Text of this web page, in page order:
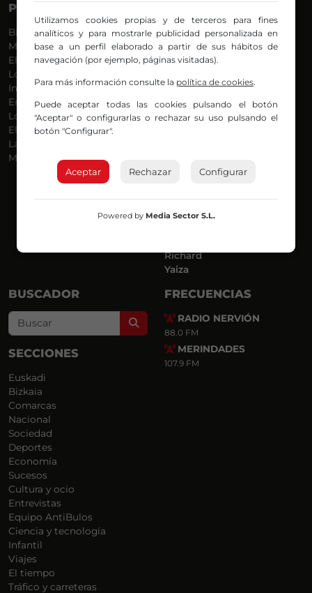
PROGRAMAS
Bilbosport
Más Música
El Madrugador
Lo Más Nuevo
Informativos
En Ruta
Locos por la Música
El Supermadrugador
La Mañana de Radio Nervión
Más Madrugada
Agurtzane
Belén Ollero
Dani
Eva Argote
Endika
Iker
José Ignacio
Luis Carlos
Mar y Cielo
Richard
Yaiza
BUSCADOR
Search
SECCIONES
Euskadi
Bizkaia
Comarcas
Nacional
Sociedad
Deportes
Economía
Sucesos
Cultura y ocio
Entrevistas
Equipo AntiBulos
Ciencia y tecnología
Infantil
Viajes
El tiempo
Tráfico y carreteras
FRECUENCIAS
RADIO NERVIÓN
88.0 FM
MERINDADES
107.9 FM
Utilizamos cookies propias y de terceros para fines
analíticos y para mostrarle publicidad personalizada en
base a un perfil elaborado a partir de sus hábitos de
navegación (por ejemplo, páginas visitadas).
Para más información consulte la política de cookies.
Puede aceptar todas las cookies pulsando el botón
"Aceptar" o configurarlas o rechazar su uso pulsando el
botón "Configurar".
Aceptar Rechazar Configurar
Powered by Media Sector S.L.